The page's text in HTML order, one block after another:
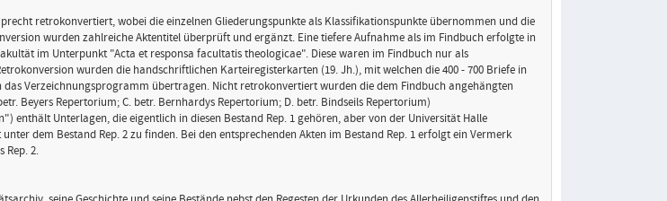
retrokonvertiert, wobei die einzelnen Gliederungspunkte als Klassifikationspunkte übernommen und die
wurden zahlreiche Aktentitel überprüft und ergänzt. Eine tiefere Aufnahme als im Findbuch erfolgte in
im Unterpunkt "Acta et responsa facultatis theologicae". Diese waren im Findbuch nur als
wurden die handschriftlichen Karteiregisterkarten (19. Jh.), mit welchen die 400 - 700 Briefe in
das Verzeichnungsprogramm übertragen. Nicht retrokonvertiert wurden die dem Findbuch angehängten
Beyers Repertorium; C. betr. Bernhardys Repertorium; D. betr. Bindseils Repertorium)
enthält Unterlagen, die eigentlich in diesen Bestand Rep. 1 gehören, aber von der Universität Halle
dem Bestand Rep. 2 zu finden. Bei den entsprechenden Akten im Bestand Rep. 1 erfolgt ein Vermerk
Rep. 2.